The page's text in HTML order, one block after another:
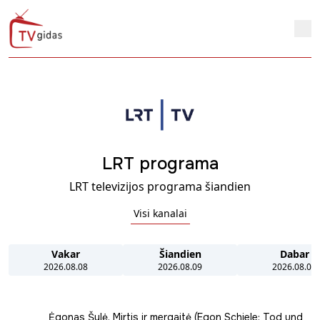
LRT programa
LRT televizijos programa šiandien
Visi kanalai
Vakar
2026.08.08
Šiandien
2026.08.09
Dabar
2026.08.09
Ėgonas Šylė. Mirtis ir mergaitė (Egon Schiele: Tod und